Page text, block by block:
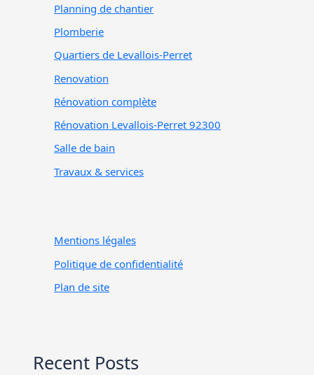
Planning de chantier
Plomberie
Quartiers de Levallois-Perret
Renovation
Rénovation complète
Rénovation Levallois-Perret 92300
Salle de bain
Travaux & services
Mentions légales
Politique de confidentialité
Plan de site
Recent Posts